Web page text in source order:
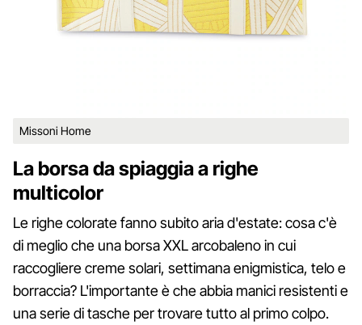
Missoni Home
La borsa da spiaggia a righe
multicolor
Le righe colorate fanno subito aria d'estate: cosa c'è
di meglio che una borsa XXL arcobaleno in cui
raccogliere creme solari, settimana enigmistica, telo e
borraccia? L'importante è che abbia manici resistenti e
una serie di tasche per trovare tutto al primo colpo.